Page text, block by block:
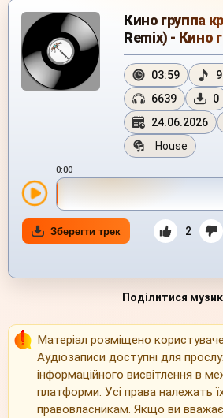
Кино группа
Remix) - Кино
03:59
6639 0
24.06.2026
House
0:00
Зберегти трек 2
Поділитися
Матеріал розміщено
Аудіозаписи доступні для
інформаційного висвітлення в
платформи. Усі права належать
правовласникам. Якщо ви